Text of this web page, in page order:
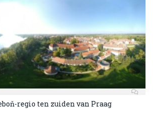
regio ten zuiden van Praag